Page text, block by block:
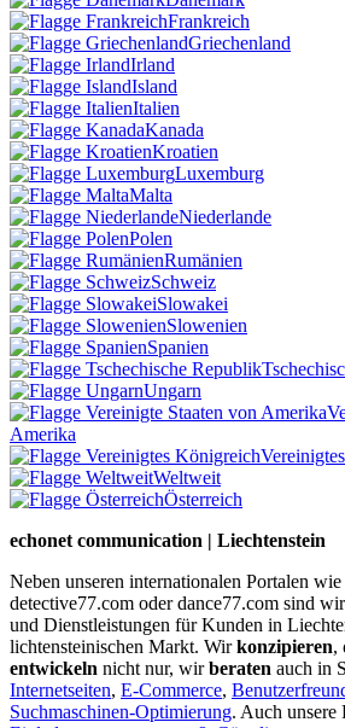
Frankreich
Griechenland
Irland
Island
Italien
Kanada
Kroatien
Luxemburg
Malta
Niederlande
Polen
Rumänien
Schweiz
Slowakei
Slowenien
Spanien
Ungarn
Amerika
Weltweit
Österreich
echonet communication | Liechtenstein
Neben unseren internationalen Portalen
detective77.com oder dance77.com sind
und Dienstleistungen für Kunden in
lichtensteinischen Markt. Wirkonzipieren,
entwickeln nicht nur, wirberaten auch in
Internetseiten, E-Commerce,
Suchmaschinen-Optimierung. Auch unsere